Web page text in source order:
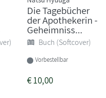
Die Tagebücher
der Apothekerin -
Geheimniss...
Buch (Softcover)
Vorbestellbar
€10,00